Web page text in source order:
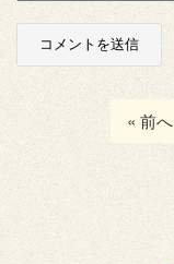
« 前へ